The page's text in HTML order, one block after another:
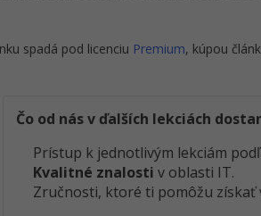
spadá pod licenciu Premium, kúpou
Čo od nás v ďalších lekciách
Prístup k jednotlivým lekciám
Kvalitné znalosti v oblasti IT.
Zručnosti, ktoré ti pomôžu získať